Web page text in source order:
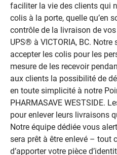
faciliter la vie des clients qui
colis à la porte, quelle qu’en
contrôle de la livraison de
UPS® à VICTORIA, BC.
accepter les colis pour les
mesure de les recevoir
aux clients la possibilité de
en toute simplicité à notre
PHARMASAVE WESTSIDE.
pour enlever leurs livraisons
Notre équipe dédiée vous
sera prêt à être enlevé – tout
d’apporter votre pièce